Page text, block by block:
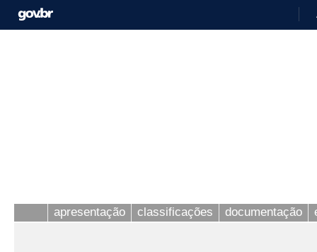
apresentação classificações documentação